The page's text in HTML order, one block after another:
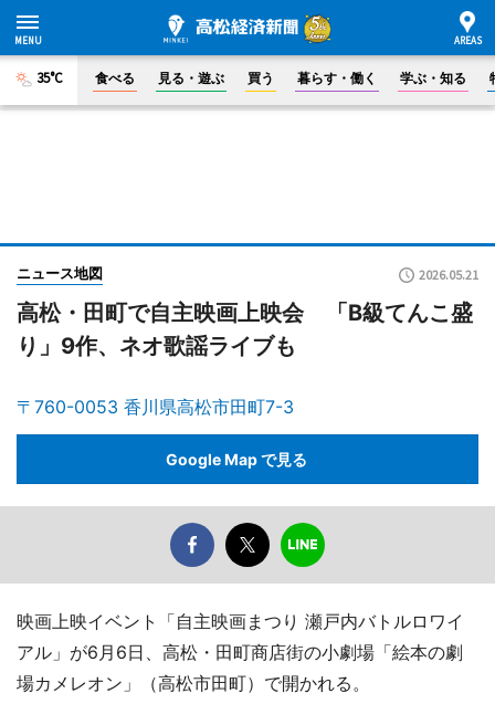
35°C 食べる 見る・遊ぶ 買う 暮らす・働く 学ぶ・知る
ニュース地図 2026.05.21
高松・田町で自主映画上映会 「B級てんこ盛
り」9作、ネオ歌謡ライブも
〒760-0053 香川県高松市田町7-3
Google Map で見る
映画上映イベント「自主映画まつり 瀬戸内バトルロワイ
アル」が6月6日、高松・田町商店街の小劇場「絵本の劇
場カメレオン」（高松市田町）で開かれる。